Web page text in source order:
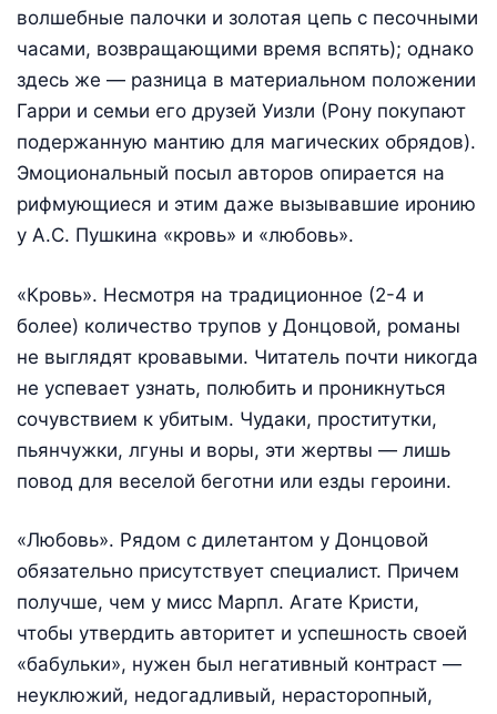
волшебные палочки и золотая цепь с песочными
часами, возвращающими время вспять); однако
здесь же — разница в материальном положении
Гарри и семьи его друзей Уизли (Рону покупают
подержанную мантию для магических обрядов).
Эмоциональный посыл авторов опирается на
рифмующиеся и этим даже вызывавшие иронию
у А.С. Пушкина «кровь» и «любовь».
«Кровь». Несмотря на традиционное (2-4 и
более) количество трупов у Донцовой, романы
не выглядят кровавыми. Читатель почти никогда
не успевает узнать, полюбить и проникнуться
сочувствием к убитым. Чудаки, проститутки,
пьянчужки, лгуны и воры, эти жертвы — лишь
повод для веселой беготни или езды героини.
«Любовь». Рядом с дилетантом у Донцовой
обязательно присутствует специалист. Причем
получше, чем у мисс Марпл. Агате Кристи,
чтобы утвердить авторитет и успешность своей
«бабульки», нужен был негативный контраст —
неуклюжий, недогадливый, нерасторопный,